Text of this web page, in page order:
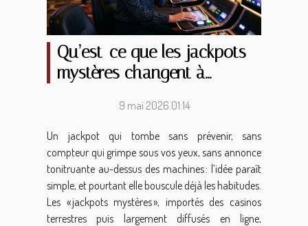
Qu’est-ce que les jackpots
mystères changent à
9 mai 2026 01:14
Un jackpot qui tombe sans prévenir, sans
compteur qui grimpe sous vos yeux, sans annonce
tonitruante au-dessus des machines : l’idée paraît
simple, et pourtant elle bouscule déjà les habitudes.
Les « jackpots mystères », importés des casinos
terrestres puis largement diffusés en ligne,